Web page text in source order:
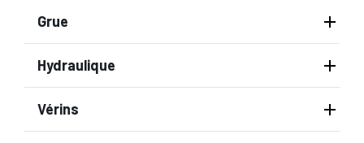
Grue
Hydraulique
Vérins